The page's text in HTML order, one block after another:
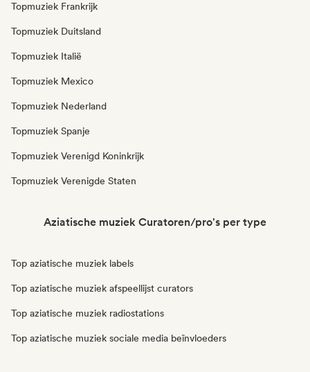
Topmuziek Frankrijk
Topmuziek Duitsland
Topmuziek Italië
Topmuziek Mexico
Topmuziek Nederland
Topmuziek Spanje
Topmuziek Verenigd Koninkrijk
Topmuziek Verenigde Staten
Aziatische muziek Curatoren/pro's per type
Top aziatische muziek labels
Top aziatische muziek afspeellijst curators
Top aziatische muziek radiostations
Top aziatische muziek sociale media beïnvloeders